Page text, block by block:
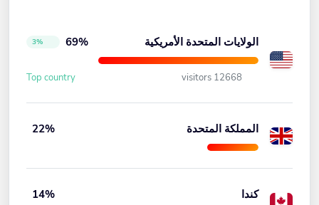
الولايات المتحدة الأمريكية 69%
المملكة المتحدة 22%
كندا 14%